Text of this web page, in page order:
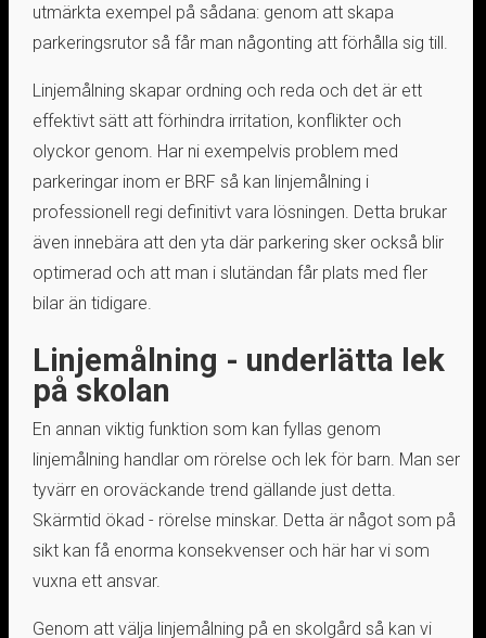
utmärkta exempel på sådana: genom att skapa
parkeringsrutor så får man någonting att förhålla sig till.
Linjemålning skapar ordning och reda och det är ett
effektivt sätt att förhindra irritation, konflikter och
olyckor genom. Har ni exempelvis problem med
parkeringar inom er BRF så kan linjemålning i
professionell regi definitivt vara lösningen. Detta brukar
även innebära att den yta där parkering sker också blir
optimerad och att man i slutändan får plats med fler
bilar än tidigare.
Linjemålning - underlätta lek
på skolan
En annan viktig funktion som kan fyllas genom
linjemålning handlar om rörelse och lek för barn. Man ser
tyvärr en oroväckande trend gällande just detta.
Skärmtid ökad - rörelse minskar. Detta är något som på
sikt kan få enorma konsekvenser och här har vi som
vuxna ett ansvar.
Genom att välja linjemålning på en skolgård så kan vi